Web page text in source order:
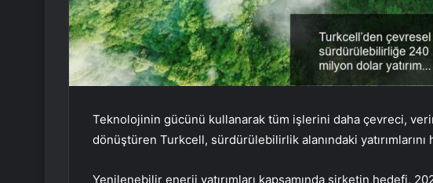
Teknolojinin gücünü kullanarak tüm işlerini daha çevreci,
dönüştüren Turkcell, sürdürülebilirlik alanındaki yatırımlarını
Yenilenebilir enerji yatırımları kapsamında şirketin hedefi,